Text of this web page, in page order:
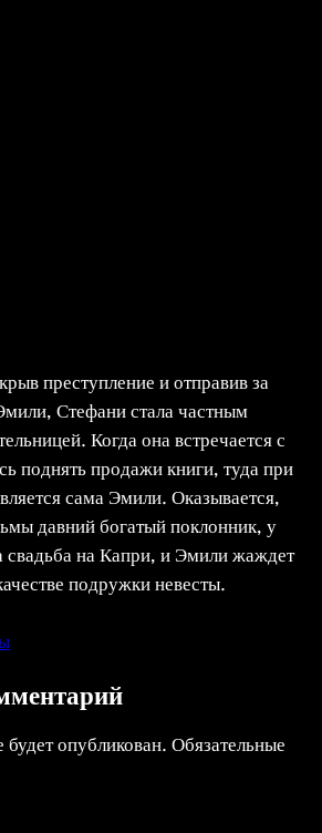
преступление и отправив за
Стефани стала частным
Когда она встречается с
поднять продажи книги, туда при
сама Эмили. Оказывается,
давний богатый поклонник, у
свадьба на Капри, и Эмили жаждет
подружки невесты.
опубликован. Обязательные